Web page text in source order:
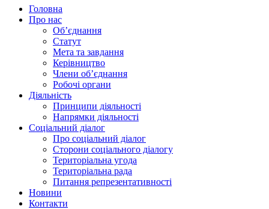
Головна
Про нас
Об’єднання
Статут
Мета та завдання
Керівництво
Члени об’єднання
Робочі органи
Діяльність
Принципи діяльності
Напрямки діяльності
Соціальний діалог
Про соціальний діалог
Сторони соціального діалогу
Територіальна угода
Територіальна рада
Питання репрезентативності
Новини
Контакти